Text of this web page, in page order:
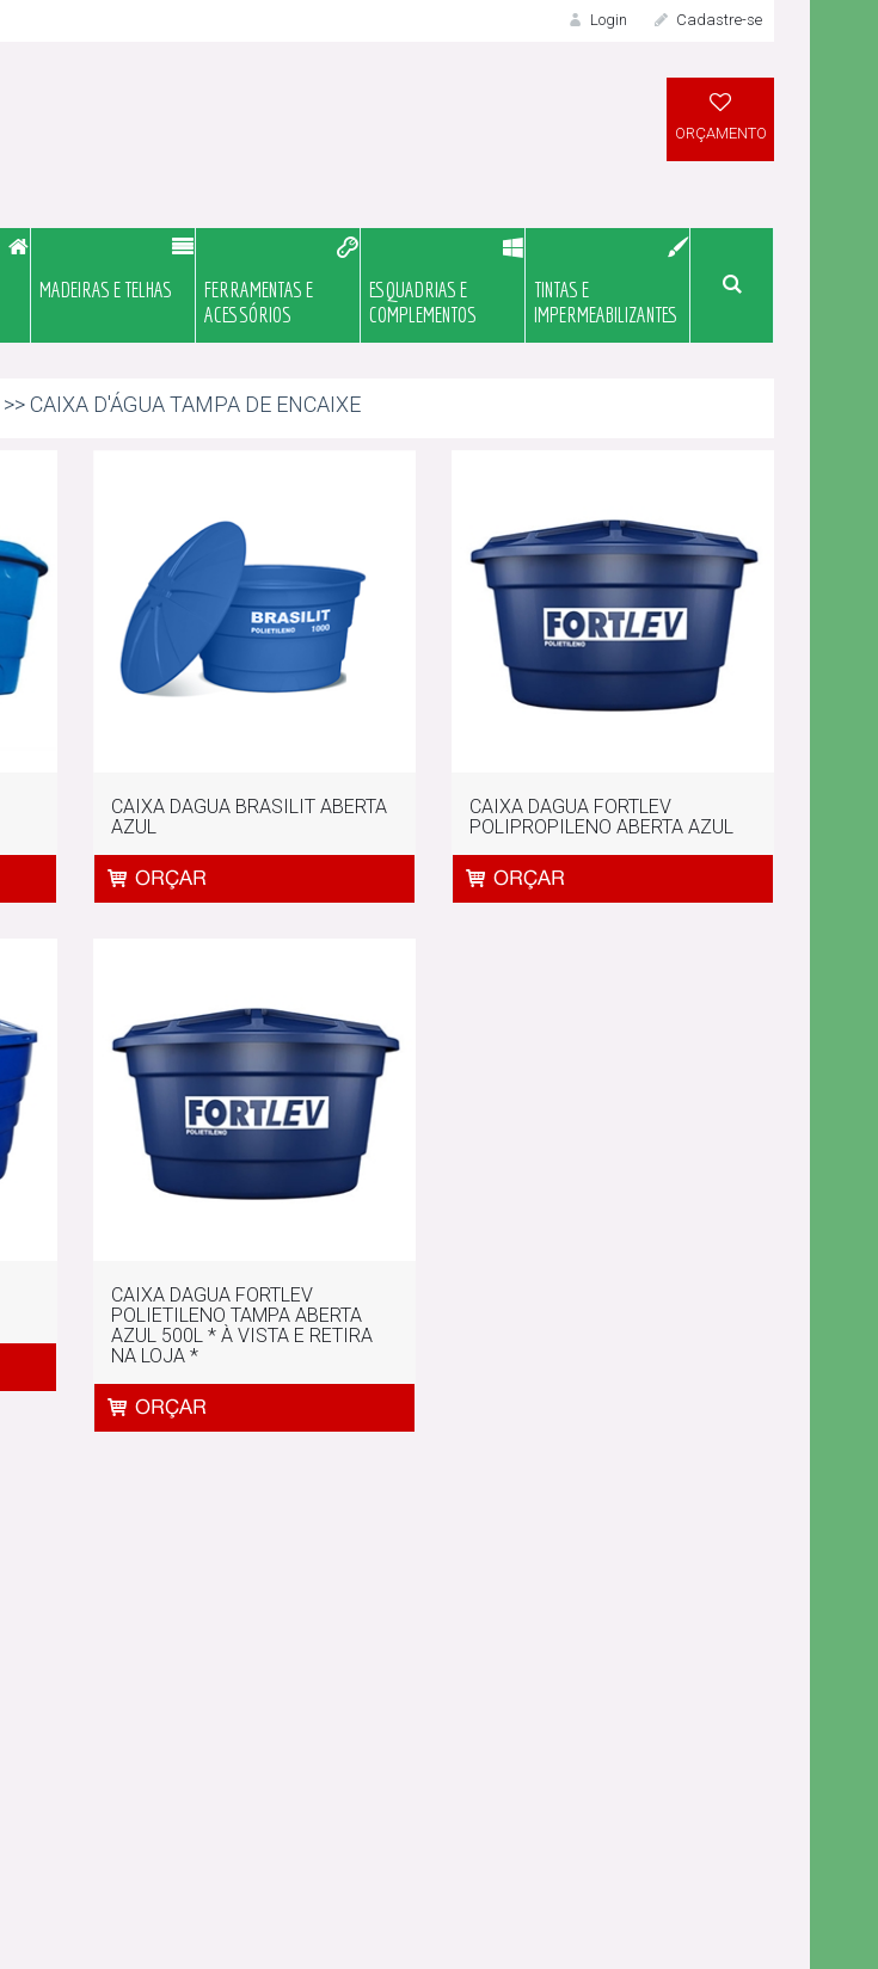
Login
LOGIN
Cadastre-se
ORÇAMENTO
MADEIRAS E TELHAS
FERRAMENTAS E
ACESSÓRIOS
ESQUADRIAS E
COMPLEMENTOS
TINTAS E
IMPERMEABILIZANTES
>> CAIXA D'ÁGUA TAMPA DE ENCAIXE
CAIXA DAGUA BRASILIT ABERTA
AZUL
CAIXA DAGUA FORTLEV
POLIPROPILENO ABERTA AZUL
CAIXA DAGUA FORTLEV
POLIETILENO TAMPA ABERTA
AZUL 500L * À VISTA E RETIRA
NA LOJA *